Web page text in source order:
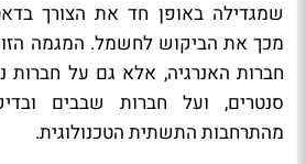
שמגדילה באופן חד את הצורך
מכך את הביקוש לחשמל. המגמה
חברות האנרגיה, אלא גם על חברות
סנטרים, ועל חברות שבבים
מהתרחבות התשתית הטכנולוגית.